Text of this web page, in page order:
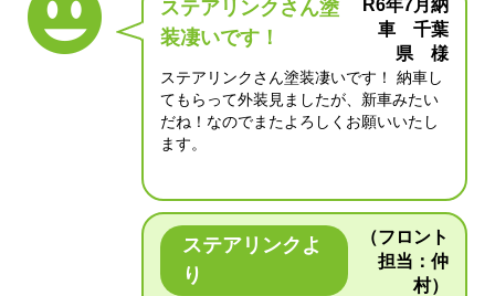
ステアリンクさん塗
装凄いです！
R6年7月納
車 千葉
県 様
ステアリンクさん塗装凄いです！ 納車し
てもらって外装見ましたが、新車みたい
だね！なのでまたよろしくお願いいたし
ます。
ステアリンクよ
り
（フロント
担当：仲
村）